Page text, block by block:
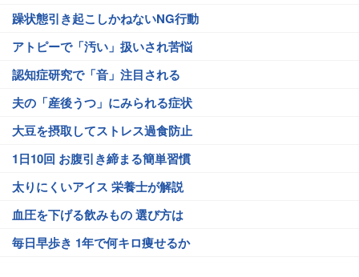
躁状態引き起こしかねないNG行動
アトピーで「汚い」扱いされ苦悩
認知症研究で「音」注目される
夫の「産後うつ」にみられる症状
大豆を摂取してストレス過食防止
1日10回 お腹引き締まる簡単習慣
太りにくいアイス 栄養士が解説
血圧を下げる飲みもの 選び方は
毎日早歩き 1年で何キロ痩せるか